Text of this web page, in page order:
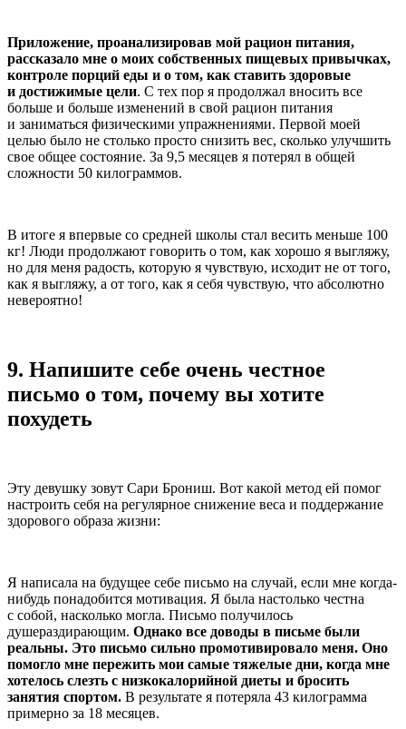
Приложение, проанализировав мой рацион питания,
рассказало мне о моих собственных пищевых привычках,
контроле порций еды и о том, как ставить здоровые
и достижимые цели. С тех пор я продолжал вносить все
больше и больше изменений в свой рацион питания
и заниматься физическими упражнениями. Первой моей
целью было не столько просто снизить вес, сколько улучшить
свое общее состояние. За 9,5 месяцев я потерял в общей
сложности 50 килограммов.
В итоге я впервые со средней школы стал весить меньше 100
кг! Люди продолжают говорить о том, как хорошо я выгляжу,
но для меня радость, которую я чувствую, исходит не от того,
как я выгляжу, а от того, как я себя чувствую, что абсолютно
невероятно!
9. Напишите себе очень честное
письмо о том, почему вы хотите
похудеть
Эту девушку зовут Сари Брониш. Вот какой метод ей помог
настроить себя на регулярное снижение веса и поддержание
здорового образа жизни:
Я написала на будущее себе письмо на случай, если мне когда-
нибудь понадобится мотивация. Я была настолько честна
с собой, насколько могла. Письмо получилось
душераздирающим. Однако все доводы в письме были
реальны. Это письмо сильно промотивировало меня. Оно
помогло мне пережить мои самые тяжелые дни, когда мне
хотелось слезть с низкокалорийной диеты и бросить
занятия спортом. В результате я потеряла 43 килограмма
примерно за 18 месяцев.